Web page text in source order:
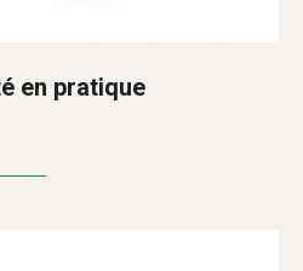
en pratique